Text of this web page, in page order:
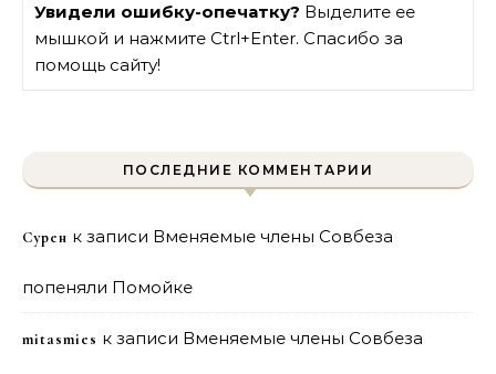
Увидели ошибку-опечатку? Выделите ее
мышкой и нажмите Ctrl+Enter. Спасибо за
помощь сайту!
ПОСЛЕДНИЕ КОММЕНТАРИИ
Сурен к записи Вменяемые члены Совбеза
попеняли Помойке
mitasmies к записи Вменяемые члены Совбеза